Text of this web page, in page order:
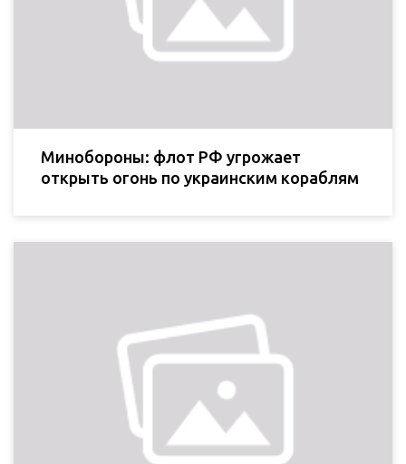
Минобороны: флот РФ угрожает
открыть огонь по украинским кораблям